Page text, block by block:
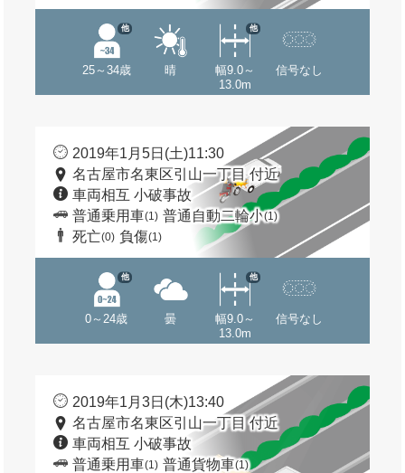
25～34歳
他
晴
幅9.0～
13.0m
他
信号なし
2019年1月5日(土)11:30
名古屋市名東区引山一丁目 付近
車両相互 小破事故
普通乗用車(1) 普通自動二輪小(1)
死亡(0) 負傷(1)
0～24歳
他
曇
幅9.0～
13.0m
他
信号なし
2019年1月3日(木)13:40
名古屋市名東区引山一丁目 付近
車両相互 小破事故
普通乗用車(1) 普通貨物車(1)